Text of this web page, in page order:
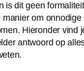
is dit geen
manier om onnodige
Hieronder vind
antwoord op